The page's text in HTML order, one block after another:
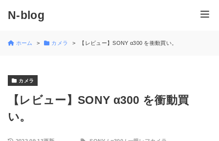
N-blog
ホーム カメラ 【レビュー】SONY α300 を衝動買い。
カメラ
【レビュー】SONY α300 を衝動買
い。